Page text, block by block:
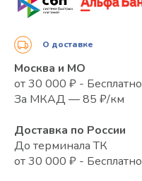
О доставке
Москва и МО
от 30 000 ₽ - Бесплатно
За МКАД — 85 ₽/км
Доставка по России
До терминала ТК
от 30 000 ₽ - Бесплатно